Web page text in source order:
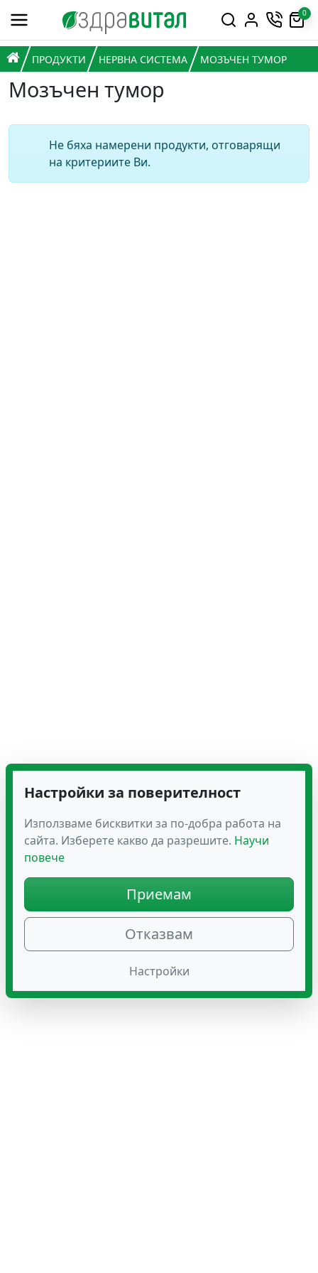
Премини към съдържанието
Горна навигация
0
Главна навигация
НАЧАЛО
ПРОДУКТИ НЕРВНА СИСТЕМА МОЗЪЧЕН ТУМОР
Мозъчен тумор
Не бяха намерени продукти, отговарящи
на критериите Ви.
Настройки за поверителност
Използваме бисквитки за по-добра работа на
сайта. Изберете какво да разрешите. Научи
повече
Приемам
Отказвам
Настройки